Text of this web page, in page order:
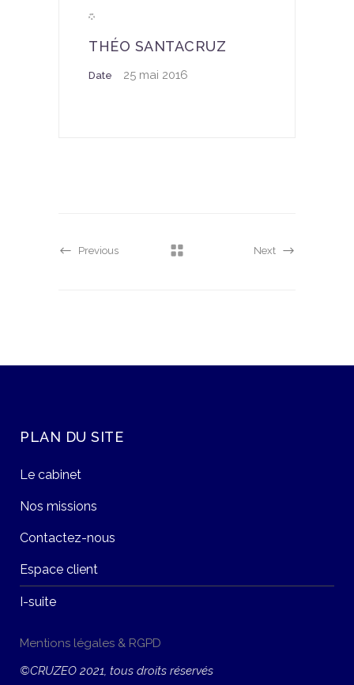
THÉO SANTACRUZ
Date 25 mai 2016
Previous Next
PLAN DU SITE
Le cabinet
Nos missions
Contactez-nous
Espace client
I-suite
Mentions légales & RGPD
©CRUZEO 2021, tous droits réservés